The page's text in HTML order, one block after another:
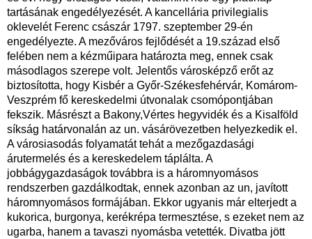
tartásának engedélyezését. A kancellária privilegialis
oklevelét Ferenc császár 1797. szeptember 29-én
engedélyezte. A mezőváros fejlődését a 19.század első
felében nem a kézműipara határozta meg, ennek csak
másodlagos szerepe volt. Jelentős városképző erőt az
biztosította, hogy Kisbér a Győr-Székesfehérvár, Komárom-
Veszprém fő kereskedelmi útvonalak csomópontjában
fekszik. Másrészt a Bakony,Vértes hegyvidék és a Kisalföld
síkság határvonalán az un. vásárövezetben helyezkedik el.
A városiasodás folyamatát tehát a mezőgazdasági
árutermelés és a kereskedelem táplálta. A
jobbágygazdaságok továbbra is a háromnyomásos
rendszerben gazdálkodtak, ennek azonban az un, javított
háromnyomásos formájában. Ekkor ugyanis már elterjedt a
kukorica, burgonya, kerékrépa termesztése, s ezeket nem az
ugarba, hanem a tavaszi nyomásba vetették. Divatba jött